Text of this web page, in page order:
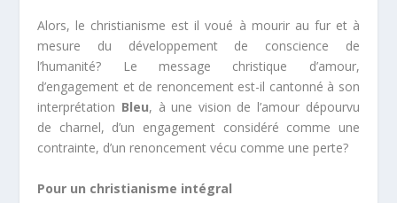
Alors, le christianisme est il voué à mourir au fur et à
mesure du développement de conscience de
l’humanité? Le message christique d’amour,
d’engagement et de renoncement est-il cantonné à son
interprétation Bleu, à une vision de l’amour dépourvu
de charnel, d’un engagement considéré comme une
contrainte, d’un renoncement vécu comme une perte?
Pour un christianisme intégral